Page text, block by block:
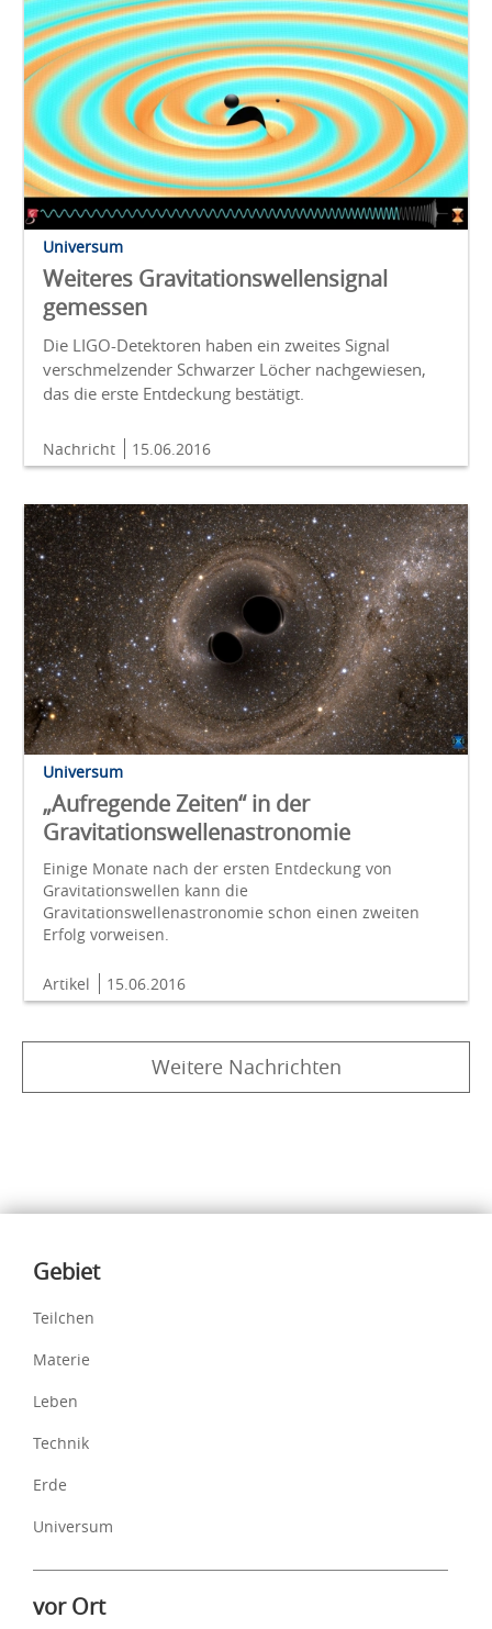
Universum
Weiteres Gravitationswellensignal
gemessen
Die LIGO-Detektoren haben ein zweites Signal
verschmelzender Schwarzer Löcher nachgewiesen,
das die erste Entdeckung bestätigt.
Nachricht 15.06.2016
Universum
„Aufregende Zeiten“ in der
Gravitationswellenastronomie
Einige Monate nach der ersten Entdeckung von
Gravitationswellen kann die
Gravitationswellenastronomie schon einen zweiten
Erfolg vorweisen.
Artikel 15.06.2016
Weitere Nachrichten
Inhalte
Gebiet
Teilchen
Materie
Leben
Technik
Erde
Universum
vor Ort